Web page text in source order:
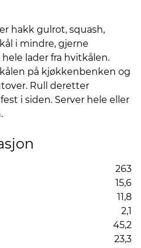
hakk gulrot, squash,
i mindre, gjerne
lader fra hvitkålen.
på kjøkkenbenken og
Rull deretter
i siden. Server hele eller
263
15,6
11,8
2,1
45,2
23,3